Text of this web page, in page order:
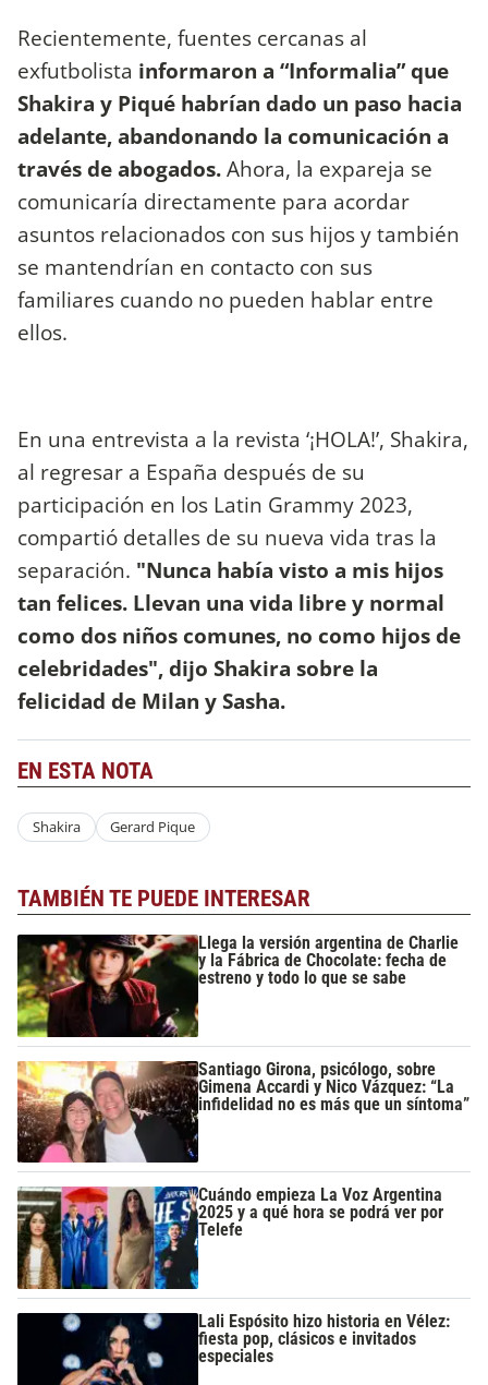
Recientemente, fuentes cercanas al
exfutbolista informaron a “Informalia” que
Shakira y Piqué habrían dado un paso hacia
adelante, abandonando la comunicación a
través de abogados.Ahora, la expareja se
comunicaría directamente para acordar
asuntos relacionados con sus hijos y también
se mantendrían en contacto con sus
familiares cuando no pueden hablar entre
ellos.
En una entrevista a la revista ‘¡HOLA!’, Shakira,
al regresar a España después de su
participación en los Latin Grammy 2023,
compartió detalles de su nueva vida tras la
separación. "Nunca había visto a mis hijos
tan felices. Llevan una vida libre y normal
como dos niños comunes, no como hijos de
celebridades", dijo Shakira sobre la
felicidad de Milan y Sasha.
EN ESTA NOTA
Shakira Gerard Pique
TAMBIÉN TE PUEDE INTERESAR
Llega la versión argentina de Charlie
y la Fábrica de Chocolate: fecha de
estreno y todo lo que se sabe
Santiago Girona, psicólogo, sobre
Gimena Accardi y Nico Vázquez: “La
infidelidad no es más que un síntoma”
Cuándo empieza La Voz Argentina
2025 y a qué hora se podrá ver por
Telefe
Lali Espósito hizo historia en Vélez:
fiesta pop, clásicos e invitados
especiales